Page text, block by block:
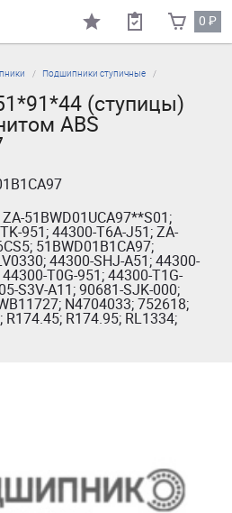
0₽
Подшипники ступичные
(ступицы)
ABS
51BWD01UCA97**S01;
951; 44300-T6A-J51; ZA-
51BWD01B1CA97;
44300-SHJ-A51; 44300-
T0G-951; 44300-T1G-
S3V-A11; 90681-SJK-000;
N4704033; 752618;
R174.95; RL1334;